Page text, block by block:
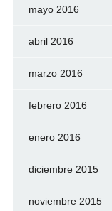
mayo 2016
abril 2016
marzo 2016
febrero 2016
enero 2016
diciembre 2015
noviembre 2015